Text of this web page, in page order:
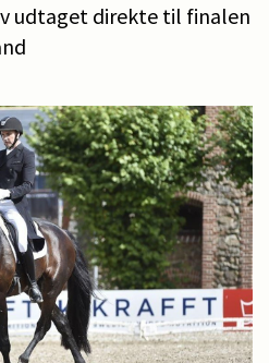
udtaget direkte til finalen